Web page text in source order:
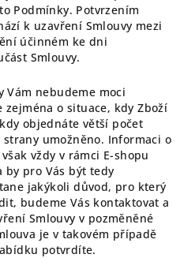
Podmínky. Potvrzením
k uzavření Smlouvy mezi
účinném ke dni
Smlouvy.
nebudeme moci
o situace, kdy Zboží
objednáte větší počet
umožněno. Informaci o
vždy v rámci E-shopu
by pro Vás být tedy
jakýkoli důvod, pro který
budeme Vás kontaktovat a
Smlouvy v pozměněné
je v takovém případě
potvrdíte.